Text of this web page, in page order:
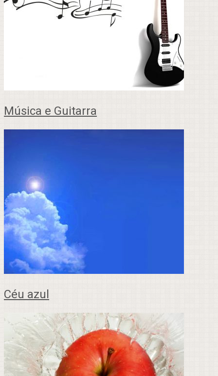
Música e Guitarra
Céu azul